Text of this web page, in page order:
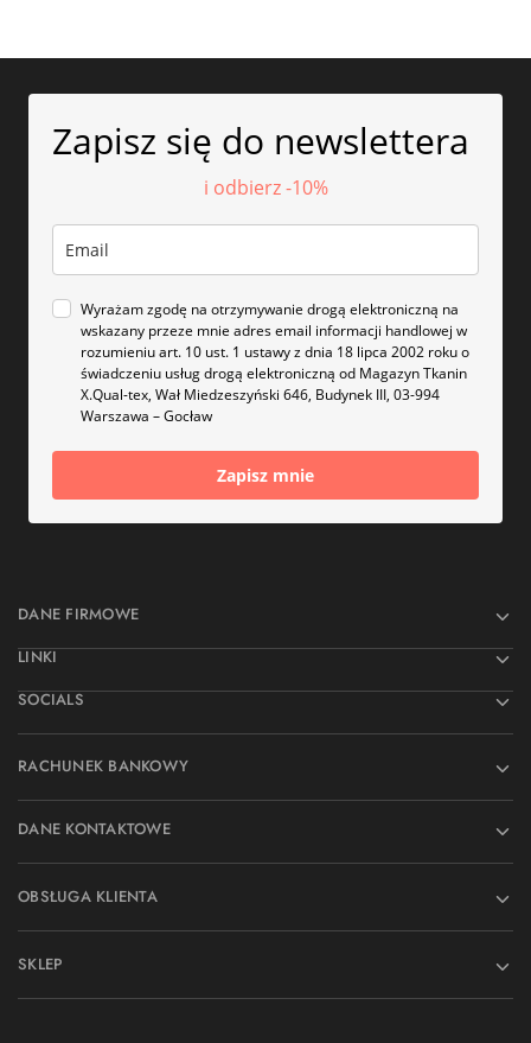
Zapisz się do newslettera
i odbierz -10%
Wyrażam zgodę na otrzymywanie drogą elektroniczną na
wskazany przeze mnie adres email informacji handlowej w
rozumieniu art. 10 ust. 1 ustawy z dnia 18 lipca 2002 roku o
świadczeniu usług drogą elektroniczną od Magazyn Tkanin
X.Qual-tex, Wał Miedzeszyński 646, Budynek III, 03-994
Warszawa – Gocław
Zapisz mnie
DANE FIRMOWE
LINKI
SOCIALS
RACHUNEK BANKOWY
DANE KONTAKTOWE
OBSŁUGA KLIENTA
SKLEP